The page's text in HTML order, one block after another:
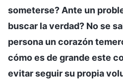
someterse? Ante un
buscar la verdad? No se
persona un corazón
cómo es de grande este
evitar seguir su propia